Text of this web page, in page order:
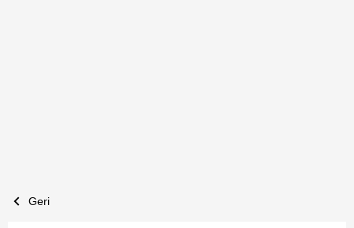
Geri